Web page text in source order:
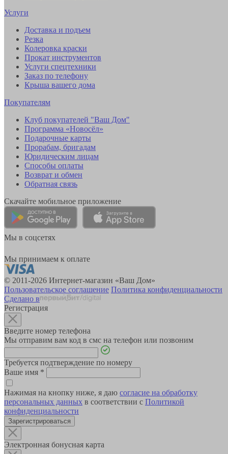
Услуги
Доставка и подъем
Резка
Колеровка краски
Прокат инструментов
Услуги спецтехники
Заказ по телефону
Крыша вашего дома
Покупателям
Клуб покупателей "Ваш Дом"
Программа «Новосёл»
Подарочные карты
Прорабам, бригадам
Юридическим лицам
Способы оплаты
Возврат и обмен
Обратная связь
Скачайте мобильное приложение
Мы в соцсетях
Мы принимаем к оплате
© 2011-2026 Интернет-магазин «Ваш Дом»
Пользовательское соглашение Политика конфиденциальности
Сделано в
Регистрация
Введите номер телефона
Мы отправим вам код в смс на телефон или позвоним
Требуется подтверждение по номеру
Ваше имя *
Нажимая на кнопку ниже, я даю согласие на обработку
персональных данных в соответствии с Политикой
конфиденциальности
Зарегистрироваться
Электронная бонусная карта